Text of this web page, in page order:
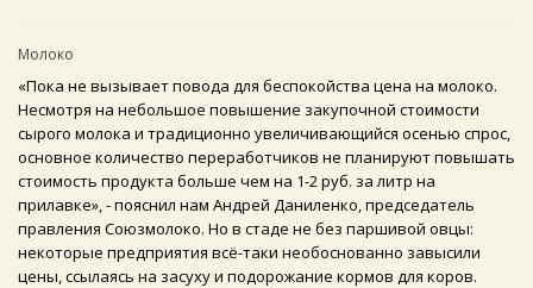
Молоко
«Пока не вызывает повода для беспокойства цена на молоко.
Несмотря на небольшое повышение закупочной стоимости
сырого молока и традиционно увеличивающийся осенью спрос,
основное количество переработчиков не планируют повышать
стоимость продукта больше чем на 1-2 руб. за литр на
прилавке», - пояснил нам Андрей Даниленко, председатель
правления Союзмолоко. Но в стаде не без паршивой овцы:
некоторые предприятия всё-таки необоснованно завысили
цены, ссылаясь на засуху и подорожание кормов для коров.